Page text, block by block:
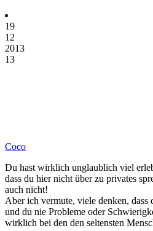
19
12
2013
13
Coco
Du hast wirklich unglaublich viel
dass du hier nicht über zu privates
auch nicht!
Aber ich vermute, viele denken,
und du nie Probleme oder
wirklich bei den den seltensten